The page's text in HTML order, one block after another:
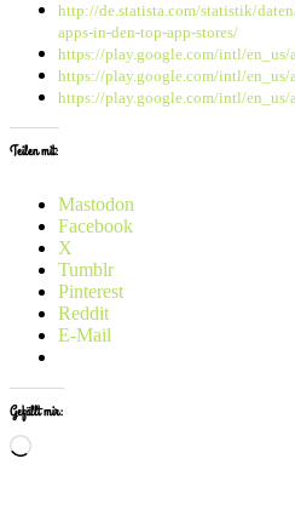
http://de.statista.com/statistik/
apps-in-den-top-app-stores/
https://play.google.com/intl/
https://play.google.com/intl/
https://play.google.com/intl/
Teilen mit:
Mastodon
Facebook
X
Tumblr
Pinterest
Reddit
E-Mail
Gefällt mir:
Wird